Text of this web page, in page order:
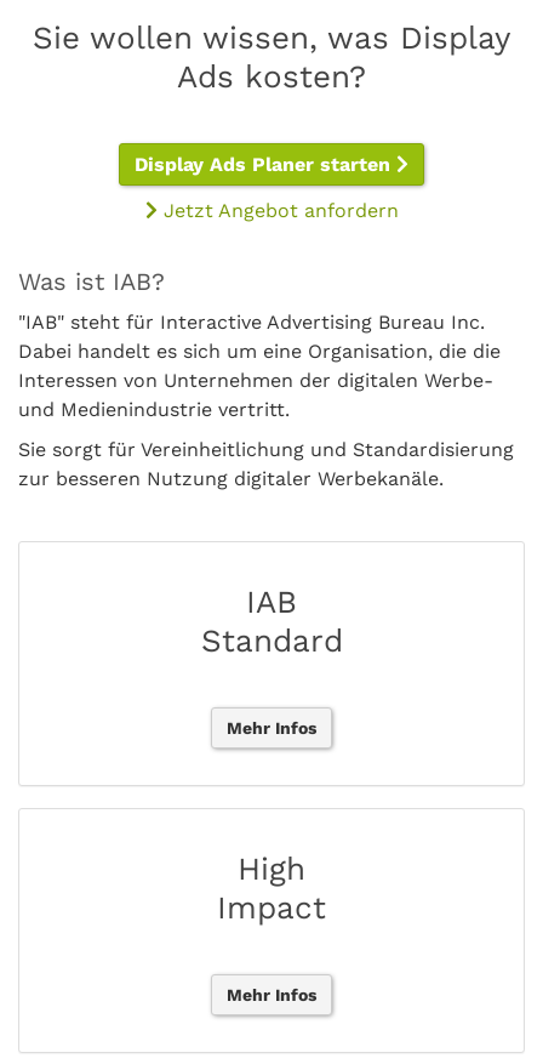
Sie wollen wissen, was Display
Ads kosten?
Display Ads Planer starten
Jetzt Angebot anfordern
Was ist IAB?
"IAB" steht für Interactive Advertising Bureau Inc.
Dabei handelt es sich um eine Organisation, die die
Interessen von Unternehmen der digitalen Werbe-
und Medienindustrie vertritt.
Sie sorgt für Vereinheitlichung und Standardisierung
zur besseren Nutzung digitaler Werbekanäle.
IAB
Standard
Mehr Infos
High
Impact
Mehr Infos